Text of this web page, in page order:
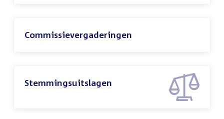
Commissievergaderingen
Stemmingsuitslagen